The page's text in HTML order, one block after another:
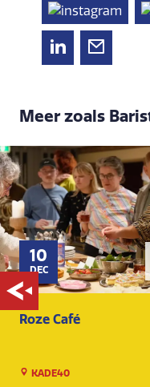
Meer zoals
10
DEC
Roze Café
KADE40